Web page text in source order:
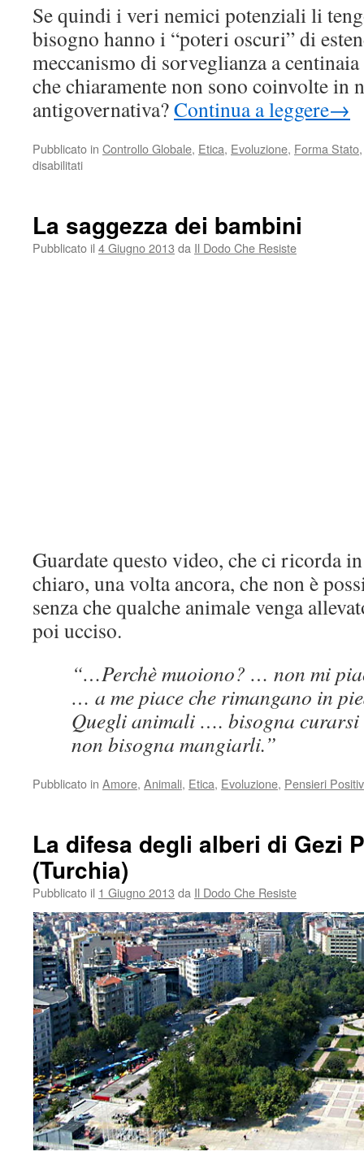
Se quindi i veri nemici potenziali li
bisogno hanno i “poteri oscuri” di
meccanismo di sorveglianza a
che chiaramente non sono coinvolte in
antigovernativa?Continua a leggere→
Pubblicato in Controllo Globale, Etica, Evoluzione, Forma Stato
disabilitatisu
potere
prigionieri
La saggezza dei bambini
Pubblicato il 4 Giugno 2013 da Il Dodo Che Resiste
Guardate questo video, che ci ricorda
chiaro, una volta ancora, che non è
senza che qualche animale venga
poi ucciso.
“…Perchè muoiono? … non mi
… a me piace che rimangano in
Quegli animali …. bisogna
non bisogna mangiarli.”
Pubblicato in Amore, Animali, Etica, Evoluzione, Pensieri
La difesa degli alberi di Gezi
(Turchia)
Pubblicato il 1 Giugno 2013 da Il Dodo Che Resiste